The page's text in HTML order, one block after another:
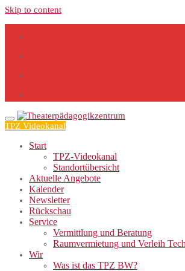
Skip to content
TPZ Videokanal
Start
TPZ-Videokanal
Standortübersicht
Aktuelle Angebote
Kalender
Newsletter
Rückschau
Service
Vermittlung und Beratung
Raumvermietung und Verleih
Wir
Was ist das TPZ BW?